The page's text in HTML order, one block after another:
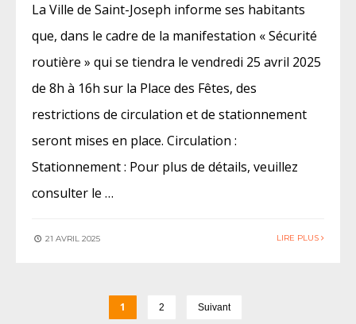
La Ville de Saint-Joseph informe ses habitants
que, dans le cadre de la manifestation « Sécurité
routière » qui se tiendra le vendredi 25 avril 2025
de 8h à 16h sur la Place des Fêtes, des
restrictions de circulation et de stationnement
seront mises en place. Circulation :
Stationnement : Pour plus de détails, veuillez
consulter le …
21 AVRIL 2025 LIRE PLUS
1 2 Suivant